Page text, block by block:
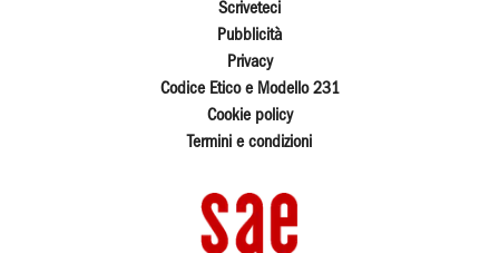
Scriveteci
Pubblicità
Privacy
Codice Etico e Modello 231
Cookie policy
Termini e condizioni